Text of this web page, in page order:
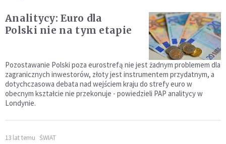
Analitycy: Euro dla
Polski nie na tym etapie
Pozostawanie Polski poza eurostrefą nie jest żadnym problemem dla
zagranicznych inwestorów, złoty jest instrumentem przydatnym, a
dotychczasowa debata nad wejściem kraju do strefy euro w
obecnym kształcie nie przekonuje - powiedzieli PAP analitycy w
Londynie.
13 lat temu ŚWIAT